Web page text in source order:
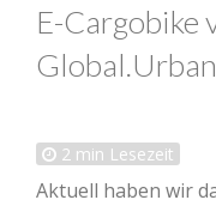
E-Cargobike
2 min Lesezeit
Aktuell haben wir